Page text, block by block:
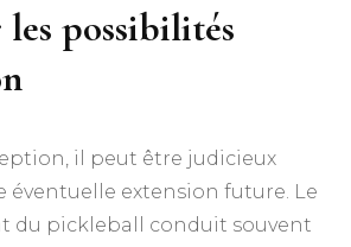
possibilités
il peut être judicieux
éventuelle extension future. Le
du pickleball conduit souvent